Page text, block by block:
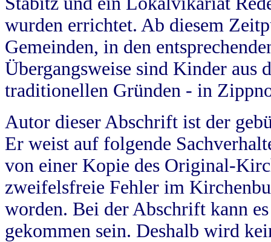
wurden errichtet. Ab diesem
Gemeinden, in den
Übergangsweise sind Kinder aus
traditionellen Gründen - in
Autor dieser Abschrift ist der
Er weist auf folgende
von einer Kopie des Original-
zweifelsfreie Fehler im
worden. Bei der Abschrift kann
gekommen sein. Deshalb wird